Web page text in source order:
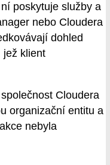
poskytuje služby a
nebo Cloudera
dohled
jež klient
Cloudera
organizační entitu a
nebyla